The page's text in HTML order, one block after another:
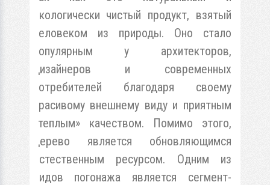
экологически чистый продукт, взятый
человеком из природы. Оно стало
популярным у архитекторов,
дизайнеров и современных
потребителей благодаря своему
красивому внешнему виду и приятным
«теплым» качеством. Помимо этого,
дерево является обновляющимся
естественным ресурсом. Одним из
видов погонажа является сегмент-